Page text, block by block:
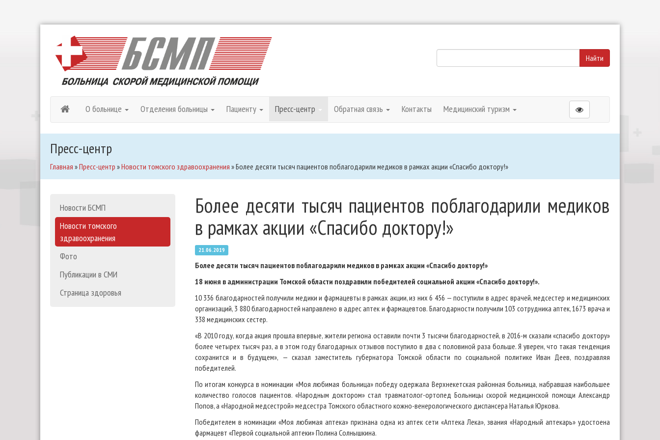
О больнице Отделения больницы Пациенту Пресс-центр Обратная связь Контакты Медицинский туризм
Пресс-центр
Главная »Пресс-центр »Новости томского здравоохранения »Более десяти тысяч пациентов поблагодарили медиков в рамках акции «Спасибо доктору!»
Более десяти тысяч пациентов поблагодарили медиков
в рамках акции «Спасибо доктору!»
21.06.2019
Более десяти тысяч пациентов поблагодарили медиков в рамках акции «Спасибо доктору!»
18 июня в администрации Томской области поздравили победителей социальной акции «Спасибо доктору!».
10 336 благодарностей получили медики и фармацевты в рамках акции, из них 6 456 — поступили в адрес врачей, медсестер и медицинских
организаций, 3 880 благодарностей направлено в адрес аптек и фармацевтов. Благодарности получили 103 сотрудника аптек, 1673 врача и
338 медицинских сестер.
«В 2010 году, когда акция прошла впервые, жители региона оставили почти 3 тысячи благодарностей, в 2016-м сказали «спасибо доктору»
более четырех тысяч раз, а в этом году благодарных отзывов поступило в два с половиной раза больше. Я уверен, что такая тенденция
сохранится и в будущем», — сказал заместитель губернатора Томской области по социальной политике Иван Деев, поздравляя
победителей.
По итогам конкурса в номинации «Моя любимая больница» победу одержала Верхнекетская районная больница, набравшая наибольшее
количество голосов пациентов. «Народным доктором» стал травматолог-ортопед Больницы скорой медицинской помощи Александр
Попов, а «Народной медсестрой» медсестра Томского областного кожно-венерологического диспансера Наталья Юркова.
Победителем в номинации «Моя любимая аптека» признана одна из аптек сети «Аптека Лека», звания «Народный аптекарь» удостоена
фармацевт «Первой социальной аптеки» Полина Солнышкина.
Новости БСМП
Новости томского
здравоохранения
Фото
Публикации в СМИ
Страница здоровья